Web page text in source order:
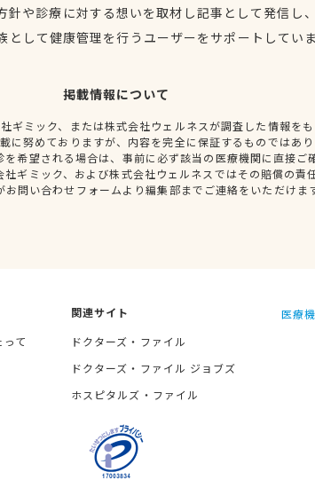
針や診療に対する想いを取材し記事として発信し
として健康管理を行うユーザーをサポートしてい
掲載情報について
ギミック、または株式会社ウェルネスが調査した情報を
に努めておりますが、内容を完全に保証するものではあ
希望される場合は、事前に必ず該当の医療機関に直接ご
ギミック、および株式会社ウェルネスではその賠償の責
問い合わせフォームより編集部までご連絡をいただけま
て
関連サイト
ドクターズ・ファイル
ドクターズ・ファイル ジョブズ
ホスピタルズ・ファイル
医療